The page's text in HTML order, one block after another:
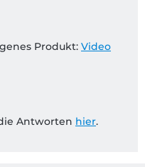
Produkt: Video
Antworten hier.